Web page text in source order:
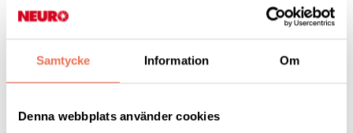
Samtycke Information Om
Denna webbplats använder cookies
Var - i vår lokal på Fatbursgatan 19 / du kan också medverka
Anmälan -